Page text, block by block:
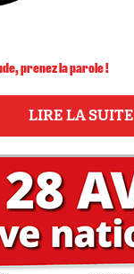
prenez la parole !
LIRE LA SUITE